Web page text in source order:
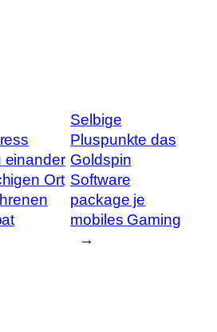
einander
Ort
Selbige
Pluspunkte das
Goldspin
Software
package je
mobiles Gaming
→